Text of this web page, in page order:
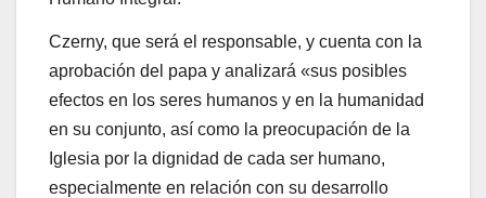
Czerny, que será el responsable, y cuenta con la
aprobación del papa y analizará «sus posibles
efectos en los seres humanos y en la humanidad
en su conjunto, así como la preocupación de la
Iglesia por la dignidad de cada ser humano,
especialmente en relación con su desarrollo